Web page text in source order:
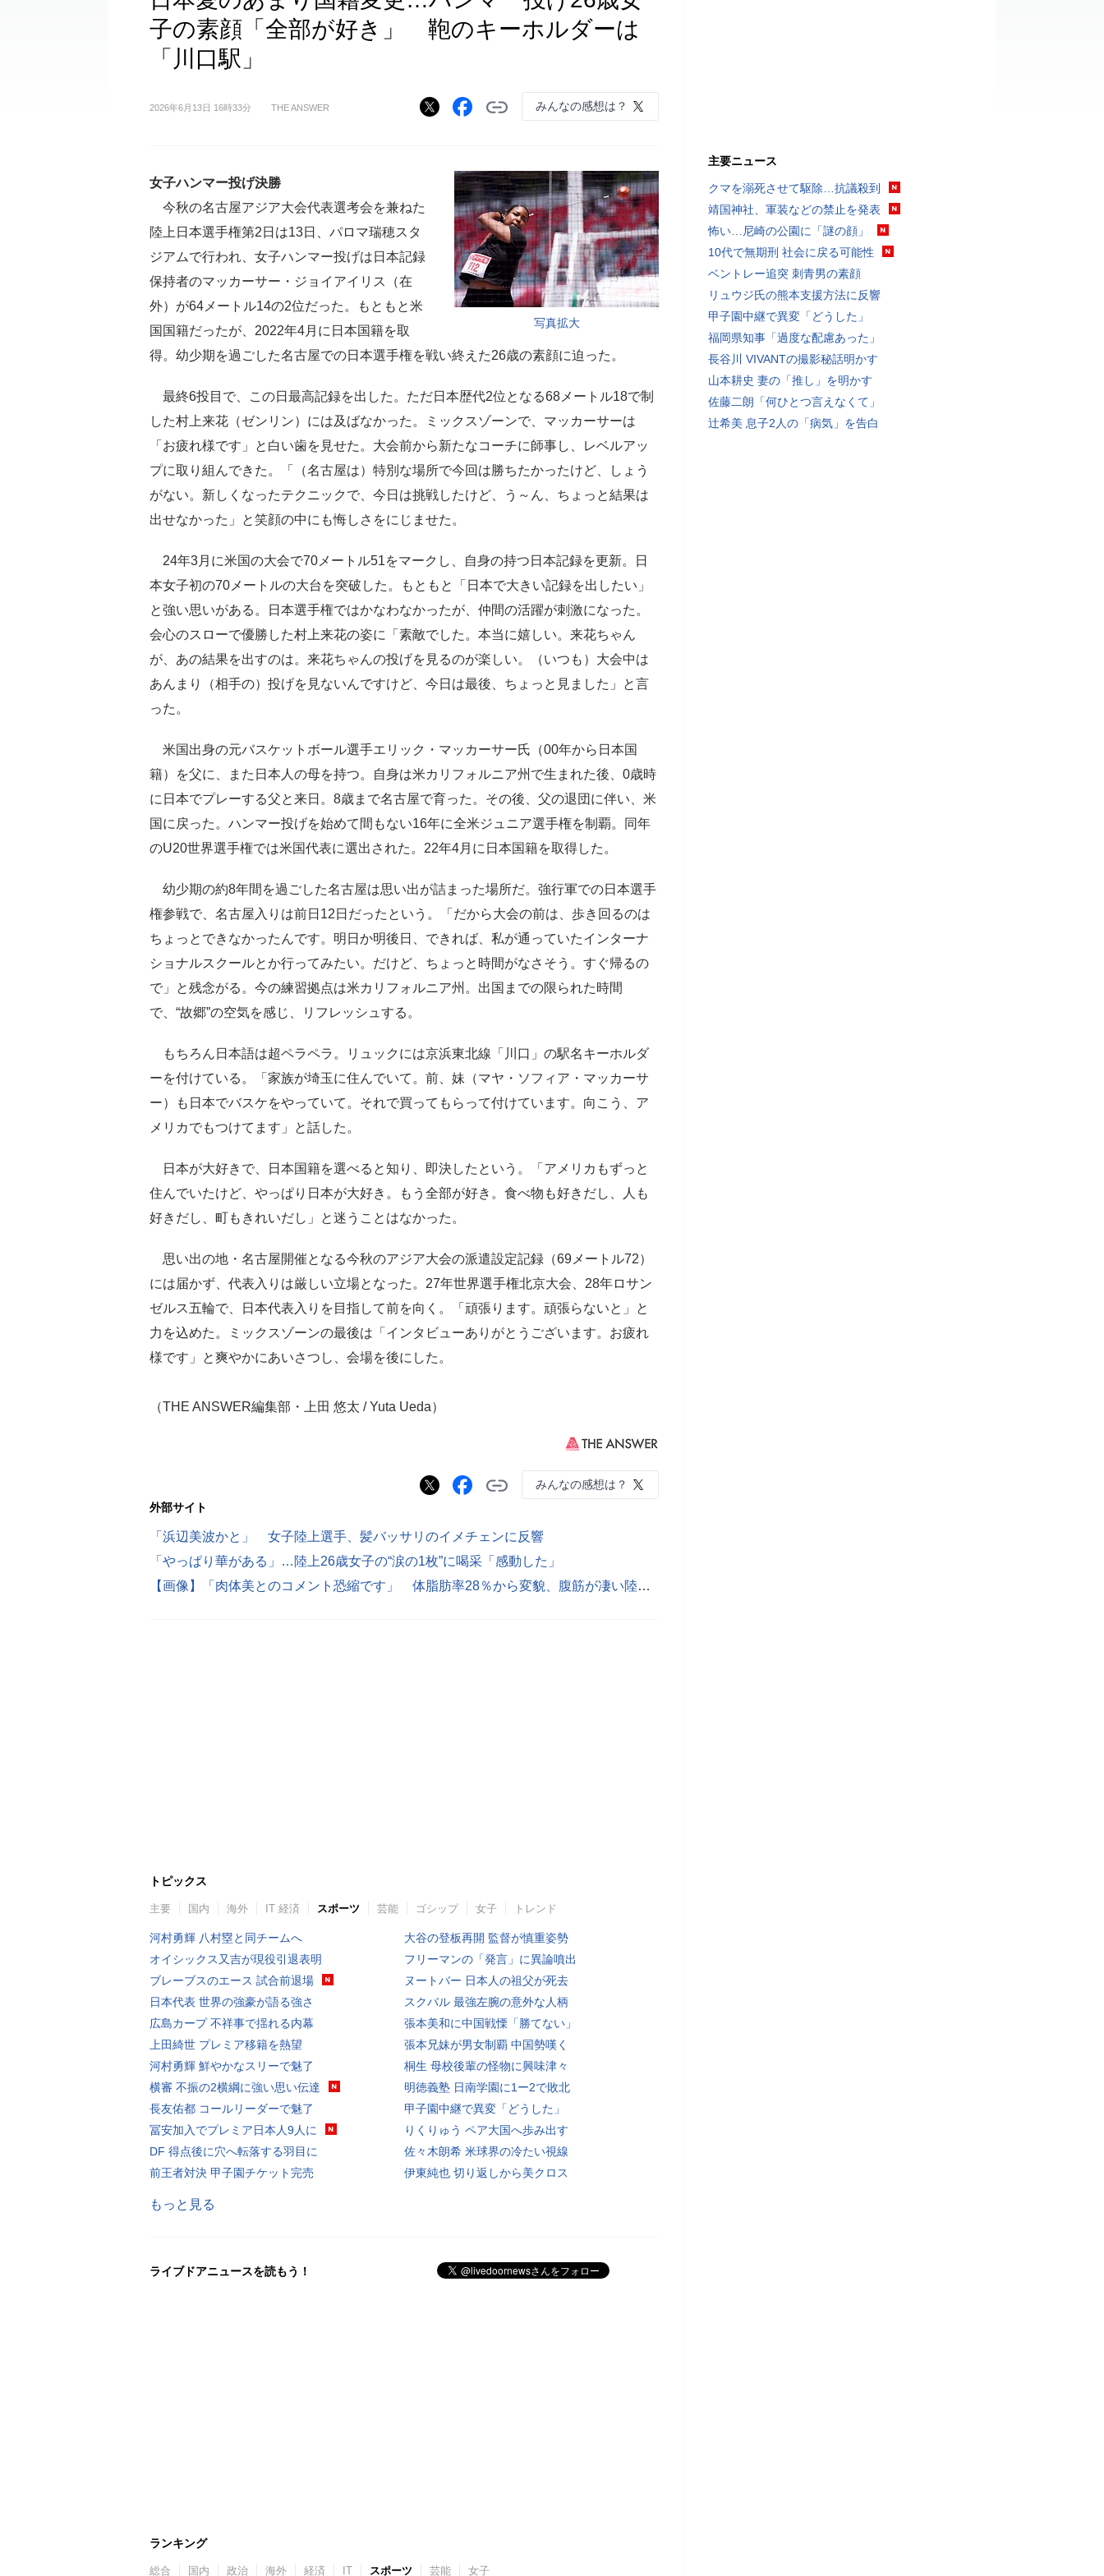
子の素顔「全部が好き」 鞄のキーホルダーは
「川口駅」
2026年6月13日 16時33分 THE ANSWER みんなの感想は？
写真拡大
女子ハンマー投げ決勝
今秋の名古屋アジア大会代表選考会を兼ねた
陸上日本選手権第2日は13日、パロマ瑞穂スタ
ジアムで行われ、女子ハンマー投げは日本記録
保持者のマッカーサー・ジョイアイリス（在
外）が64メートル14の2位だった。もともと米
国国籍だったが、2022年4月に日本国籍を取
得。幼少期を過ごした名古屋での日本選手権を戦い終えた26歳の素顔に迫った。
最終6投目で、この日最高記録を出した。ただ日本歴代2位となる68メートル18で制
した村上来花（ゼンリン）には及ばなかった。ミックスゾーンで、マッカーサーは
「お疲れ様です」と白い歯を見せた。大会前から新たなコーチに師事し、レベルアッ
プに取り組んできた。「（名古屋は）特別な場所で今回は勝ちたかったけど、しょう
がない。新しくなったテクニックで、今日は挑戦したけど、う～ん、ちょっと結果は
出せなかった」と笑顔の中にも悔しさをにじませた。
24年3月に米国の大会で70メートル51をマークし、自身の持つ日本記録を更新。日
本女子初の70メートルの大台を突破した。もともと「日本で大きい記録を出したい」
と強い思いがある。日本選手権ではかなわなかったが、仲間の活躍が刺激になった。
会心のスローで優勝した村上来花の姿に「素敵でした。本当に嬉しい。来花ちゃん
が、あの結果を出すのは。来花ちゃんの投げを見るのが楽しい。（いつも）大会中は
あんまり（相手の）投げを見ないんですけど、今日は最後、ちょっと見ました」と言
った。
米国出身の元バスケットボール選手エリック・マッカーサー氏（00年から日本国
籍）を父に、また日本人の母を持つ。自身は米カリフォルニア州で生まれた後、0歳時
に日本でプレーする父と来日。8歳まで名古屋で育った。その後、父の退団に伴い、米
国に戻った。ハンマー投げを始めて間もない16年に全米ジュニア選手権を制覇。同年
のU20世界選手権では米国代表に選出された。22年4月に日本国籍を取得した。
幼少期の約8年間を過ごした名古屋は思い出が詰まった場所だ。強行軍での日本選手
権参戦で、名古屋入りは前日12日だったという。「だから大会の前は、歩き回るのは
ちょっとできなかったんです。明日か明後日、できれば、私が通っていたインターナ
ショナルスクールとか行ってみたい。だけど、ちょっと時間がなさそう。すぐ帰るの
で」と残念がる。今の練習拠点は米カリフォルニア州。出国までの限られた時間
で、“故郷”の空気を感じ、リフレッシュする。
もちろん日本語は超ペラペラ。リュックには京浜東北線「川口」の駅名キーホルダ
ーを付けている。「家族が埼玉に住んでいて。前、妹（マヤ・ソフィア・マッカーサ
ー）も日本でバスケをやっていて。それで買ってもらって付けています。向こう、ア
メリカでもつけてます」と話した。
日本が大好きで、日本国籍を選べると知り、即決したという。「アメリカもずっと
住んでいたけど、やっぱり日本が大好き。もう全部が好き。食べ物も好きだし、人も
好きだし、町もきれいだし」と迷うことはなかった。
思い出の地・名古屋開催となる今秋のアジア大会の派遣設定記録（69メートル72）
には届かず、代表入りは厳しい立場となった。27年世界選手権北京大会、28年ロサン
ゼルス五輪で、日本代表入りを目指して前を向く。「頑張ります。頑張らないと」と
力を込めた。ミックスゾーンの最後は「インタビューありがとうございます。お疲れ
様です」と爽やかにあいさつし、会場を後にした。
（THE ANSWER編集部・上田 悠太 / Yuta Ueda）
みんなの感想は？
外部サイト
「浜辺美波かと」 女子陸上選手、髪バッサリのイメチェンに反響
「やっぱり華がある」…陸上26歳女子の“涙の1枚”に喝采「感動した」
【画像】「肉体美とのコメント恐縮です」 体脂肪率28％から変貌、腹筋が凄い陸上女王
トピックス
主要 国内 海外 IT 経済 スポーツ 芸能 ゴシップ 女子 トレンド
河村勇輝 八村塁と同チームへ
オイシックス又吉が現役引退表明
ブレーブスのエース 試合前退場
日本代表 世界の強豪が語る強さ
広島カープ 不祥事で揺れる内幕
上田綺世 プレミア移籍を熱望
河村勇輝 鮮やかなスリーで魅了
横審 不振の2横綱に強い思い伝達
長友佑都 コールリーダーで魅了
冨安加入でプレミア日本人9人に
DF 得点後に穴へ転落する羽目に
前王者対決 甲子園チケット完売
大谷の登板再開 監督が慎重姿勢
フリーマンの「発言」に異論噴出
ヌートバー 日本人の祖父が死去
スクバル 最強左腕の意外な人柄
張本美和に中国戦慄「勝てない」
張本兄妹が男女制覇 中国勢嘆く
桐生 母校後輩の怪物に興味津々
明徳義塾 日南学園に1ー2で敗北
甲子園中継で異変「どうした」
りくりゅう ペア大国へ歩み出す
佐々木朗希 米球界の冷たい視線
伊東純也 切り返しから美クロス
もっと見る
ライブドアニュースを読もう！
ランキング
総合 国内 政治 海外 経済 IT スポーツ 芸能 女子
主要ニュース
クマを溺死させて駆除…抗議殺到
靖国神社、軍装などの禁止を発表
怖い…尼崎の公園に「謎の顔」
10代で無期刑 社会に戻る可能性
ベントレー追突 刺青男の素顔
リュウジ氏の熊本支援方法に反響
甲子園中継で異変「どうした」
福岡県知事「過度な配慮あった」
長谷川 VIVANTの撮影秘話明かす
山本耕史 妻の「推し」を明かす
佐藤二朗「何ひとつ言えなくて」
辻希美 息子2人の「病気」を告白